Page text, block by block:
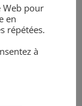
n° 5
4
Web pour
en
répétées.
à